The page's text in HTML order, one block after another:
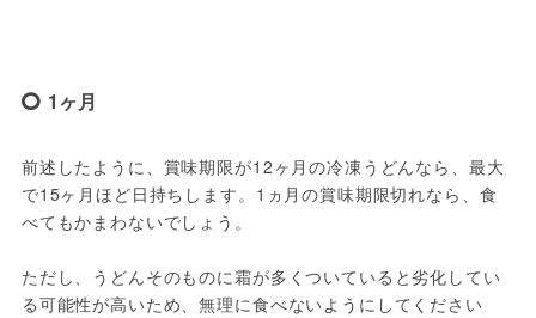
1ヶ月
前述したように、賞味期限が12ヶ月の冷凍うどんなら、最大
で15ヶ月ほど日持ちします。1ヵ月の賞味期限切れなら、食
べてもかまわないでしょう。
ただし、うどんそのものに霜が多くついていると劣化してい
る可能性が高いため、無理に食べないようにしてください